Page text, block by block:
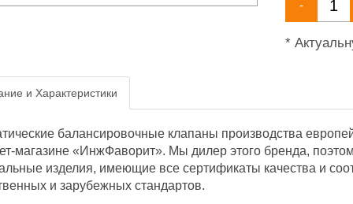
-
*
и Характеристики
балансировочные клапаны производства
магазине «ИнжФаворит». Мы дилер этого бренда,
изделия, имеющие все сертификаты качества и
и зарубежных стандартов.